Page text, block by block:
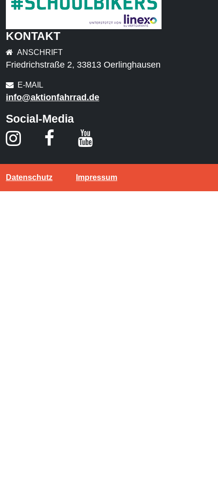
KONTAKT
ANSCHRIFT
Friedrichstraße 2, 33813 Oerlinghausen
E-MAIL
info@aktionfahrrad.de
Social-Media
Datenschutz Impressum